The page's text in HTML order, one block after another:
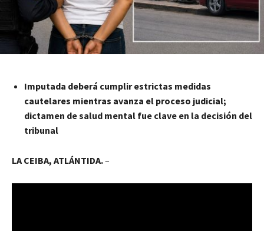
Imputada deberá cumplir estrictas medidas
cautelares mientras avanza el proceso judicial;
dictamen de salud mental fue clave en la decisión del
tribunal
LA CEIBA, ATLÁNTIDA.–